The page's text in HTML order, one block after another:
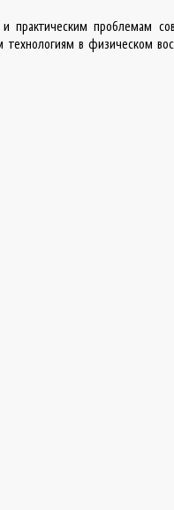
практическим проблемам
в физическом